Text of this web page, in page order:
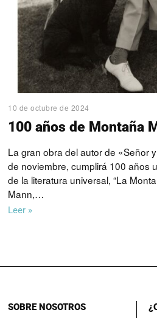
10 de octubre de 2024
100 años de Montaña
La gran obra del autor de «Señor
de noviembre, cumplirá 100 años
de la literatura universal, “La
Mann,…
Leer »
SOBRE NOSOTROS